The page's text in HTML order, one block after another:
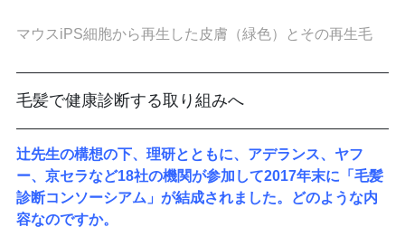
マウスiPS細胞から再生した皮膚（緑色）とその再生毛
毛髪で健康診断する取り組みへ
辻先生の構想の下、理研とともに、アデランス、ヤフ
ー、京セラなど18社の機関が参加して2017年末に「毛髪
診断コンソーシアム」が結成されました。どのような内
容なのですか。